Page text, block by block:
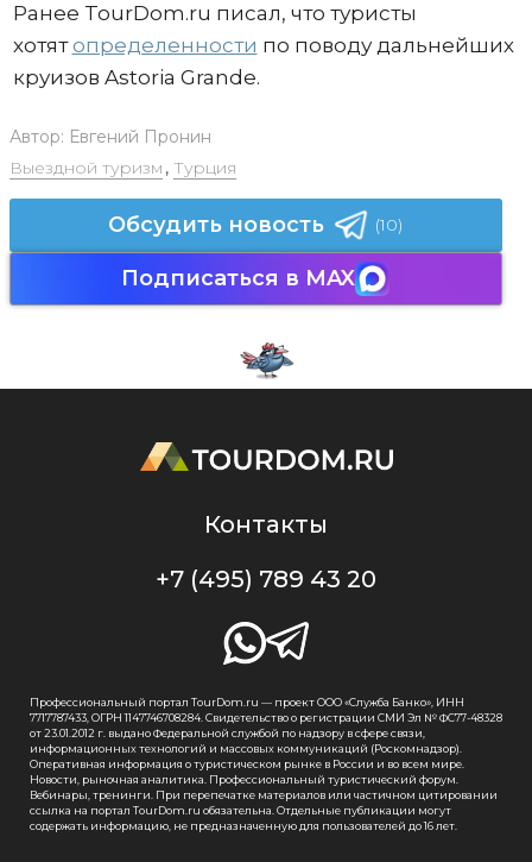
Ранее TourDom.ru писал, что туристы
хотятопределенности по поводу дальнейших
круизов Astoria Grande.
Автор: Евгений Пронин
Выездной туризм , Турция
Обсудить новость (10)
Подписаться в MAX
Контакты
+7 (495) 789 43 20
Профессиональный портал TourDom.ru — проект ООО «Служба Банко», ИНН
7717787433, ОГРН 1147746708284. Свидетельство о регистрации СМИ Эл № ФС77-48328
от 23.01.2012 г. выдано Федеральной службой по надзору в сфере связи,
информационных технологий и массовых коммуникаций (Роскомнадзор).
Оперативная информация о туристическом рынке в России и во всем мире.
Новости, рыночная аналитика. Профессиональный туристический форум.
Вебинары, тренинги. При перепечатке материалов или частичном цитировании
ссылка на портал TourDom.ru обязательна. Отдельные публикации могут
содержать информацию, не предназначенную для пользователей до 16 лет.